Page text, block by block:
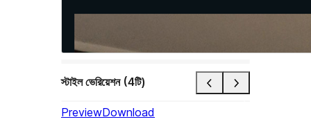
স্টাইল ভেরিয়েশন (4টি)
PreviewDownload